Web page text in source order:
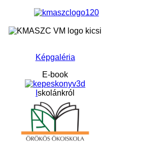
Képgaléria
E-book
Iskolánkról